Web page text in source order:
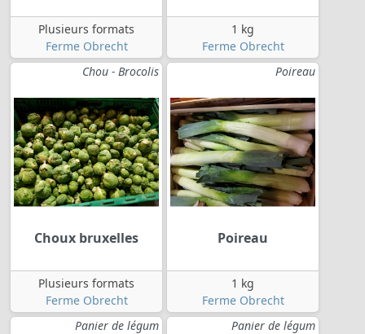
Plusieurs formats
Ferme Obrecht
1 kg
Ferme Obrecht
Chou - Brocolis
Choux bruxelles
Plusieurs formats
Ferme Obrecht
Poireau
Poireau
1 kg
Ferme Obrecht
Panier de légum
Panier de légum